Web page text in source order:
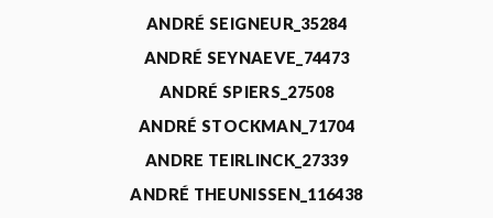
ANDRÉ SEIGNEUR_35284
ANDRÉ SEYNAEVE_74473
ANDRÉ SPIERS_27508
ANDRÉ STOCKMAN_71704
ANDRE TEIRLINCK_27339
ANDRÉ THEUNISSEN_116438